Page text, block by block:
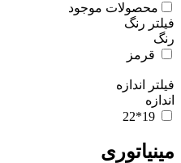
محصولات موجود
فیلتر رنگ
رنگ
قرمز
فیلتر اندازه
اندازه
مینیاتوری